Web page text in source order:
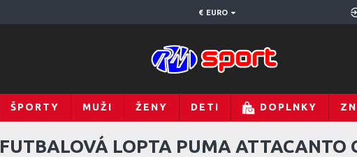
€ EURO
ŠPORTY MUŽI ŽENY DETI DOPLNKY
FUTBALOVÁ LOPTA PUMA ATTACANTO